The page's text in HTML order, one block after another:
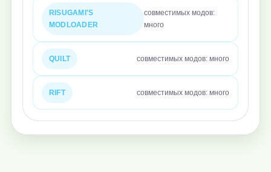
RISUGAMI'S
MODLOADER
совместимых модов:
много
QUILT совместимых модов: много
RIFT совместимых модов: много